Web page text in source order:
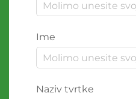
Ime
Naziv tvrtke